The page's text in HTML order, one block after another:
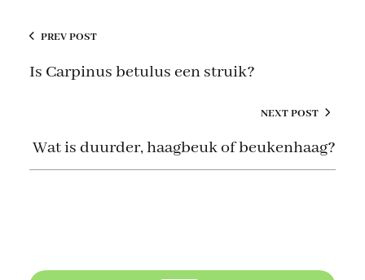
PREV POST
Is Carpinus betulus een struik?
NEXT POST
Wat is duurder, haagbeuk of beukenhaag?